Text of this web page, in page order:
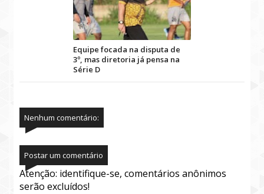
Equipe focada na disputa de
3º, mas diretoria já pensa na
Série D
Nenhum comentário:
Postar um comentário
Atenção: identifique-se, comentários anônimos
serão excluídos!